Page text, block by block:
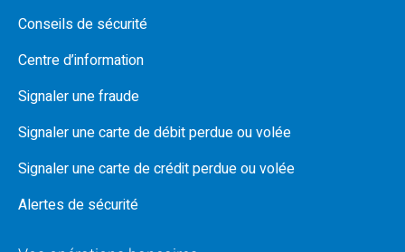
Conseils de sécurité
Centre d’information
Signaler une fraude
Signaler une carte de débit perdue ou volée
Signaler une carte de crédit perdue ou volée
Alertes de sécurité